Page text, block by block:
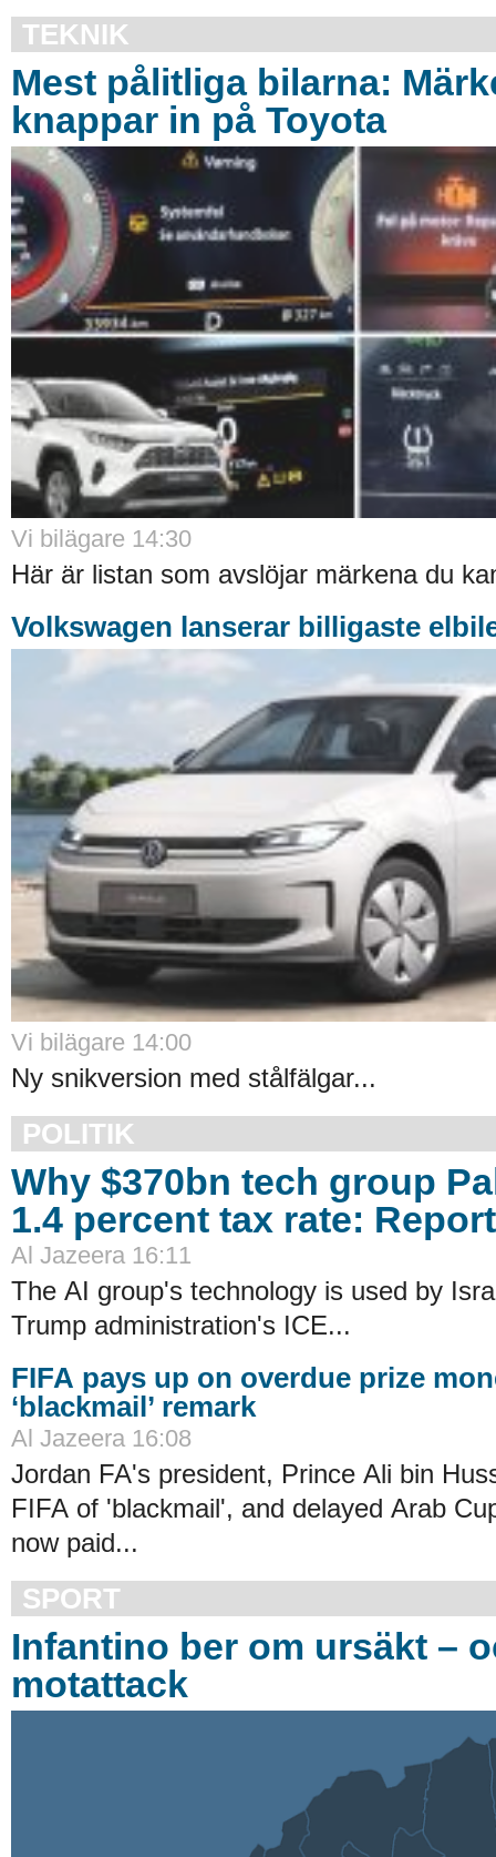
TEKNIK
Mest pålitliga bilarna:
knappar in på Toyota
Vi bilägare 14:30
Här är listan som avslöjar märkena du
Volkswagen lanserar billigaste
Vi bilägare 14:00
Ny snikversion med stålfälgar...
POLITIK
Why $370bn tech group
1.4 percent tax rate: Report
Al Jazeera 16:11
The AI group's technology is used by
Trump administration's ICE...
FIFA pays up on overdue prize
‘blackmail’ remark
Al Jazeera 16:08
Jordan FA's president, ​Prince Ali bin
FIFA of 'blackmail', and delayed Arab
now paid...
SPORT
Infantino ber om ursäkt –
motattack